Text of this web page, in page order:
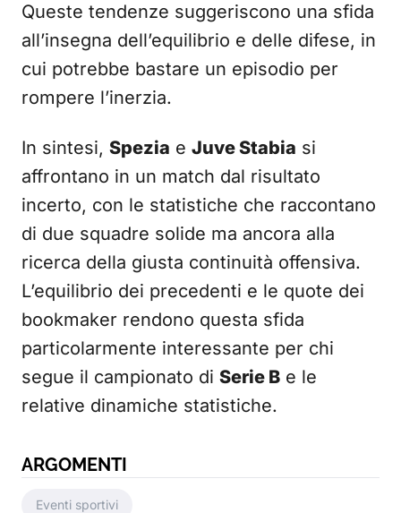
Queste tendenze suggeriscono una sfida
all’insegna dell’equilibrio e delle difese, in
cui potrebbe bastare un episodio per
rompere l’inerzia.
In sintesi, Spezia e Juve Stabia si
affrontano in un match dal risultato
incerto, con le statistiche che raccontano
di due squadre solide ma ancora alla
ricerca della giusta continuità offensiva.
L’equilibrio dei precedenti e le quote dei
bookmaker rendono questa sfida
particolarmente interessante per chi
segue il campionato di Serie B e le
relative dinamiche statistiche.
ARGOMENTI
Eventi sportivi